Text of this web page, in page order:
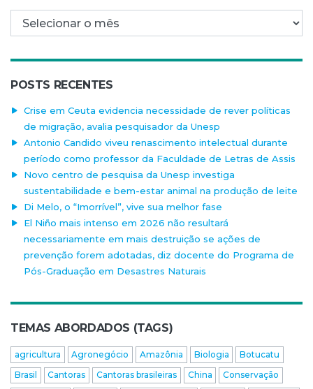
Arquivo mensal
POSTS RECENTES
Crise em Ceuta evidencia necessidade de rever políticas
de migração, avalia pesquisador da Unesp
Antonio Candido viveu renascimento intelectual durante
período como professor da Faculdade de Letras de Assis
Novo centro de pesquisa da Unesp investiga
sustentabilidade e bem-estar animal na produção de leite
Di Melo, o “Imorrível”, vive sua melhor fase
El Niño mais intenso em 2026 não resultará
necessariamente em mais destruição se ações de
prevenção forem adotadas, diz docente do Programa de
Pós-Graduação em Desastres Naturais
TEMAS ABORDADOS (TAGS)
agricultura Agronegócio Amazônia Biologia
Botucatu
Brasil
Cantoras Cantoras brasileiras China
Conservação